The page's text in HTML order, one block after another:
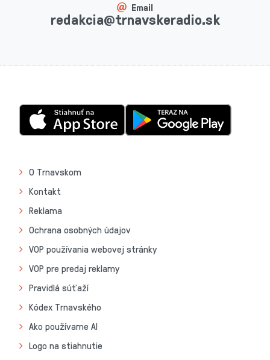
Email
redakcia@trnavskeradio.sk
O Trnavskom
Kontakt
Reklama
Ochrana osobných údajov
VOP používania webovej stránky
VOP pre predaj reklamy
Pravidlá súťaží
Kódex Trnavského
Ako používame AI
Logo na stiahnutie